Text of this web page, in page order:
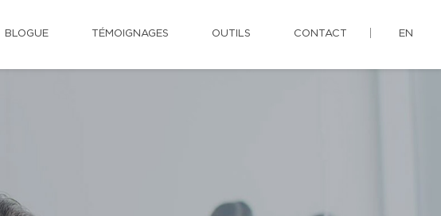
BLOGUE TÉMOIGNAGES OUTILS CONTACT EN